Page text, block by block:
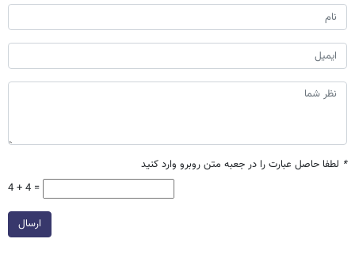
* لطفا حاصل عبارت را در جعبه متن روبرو وارد کنید
4 + 4 =
ارسال